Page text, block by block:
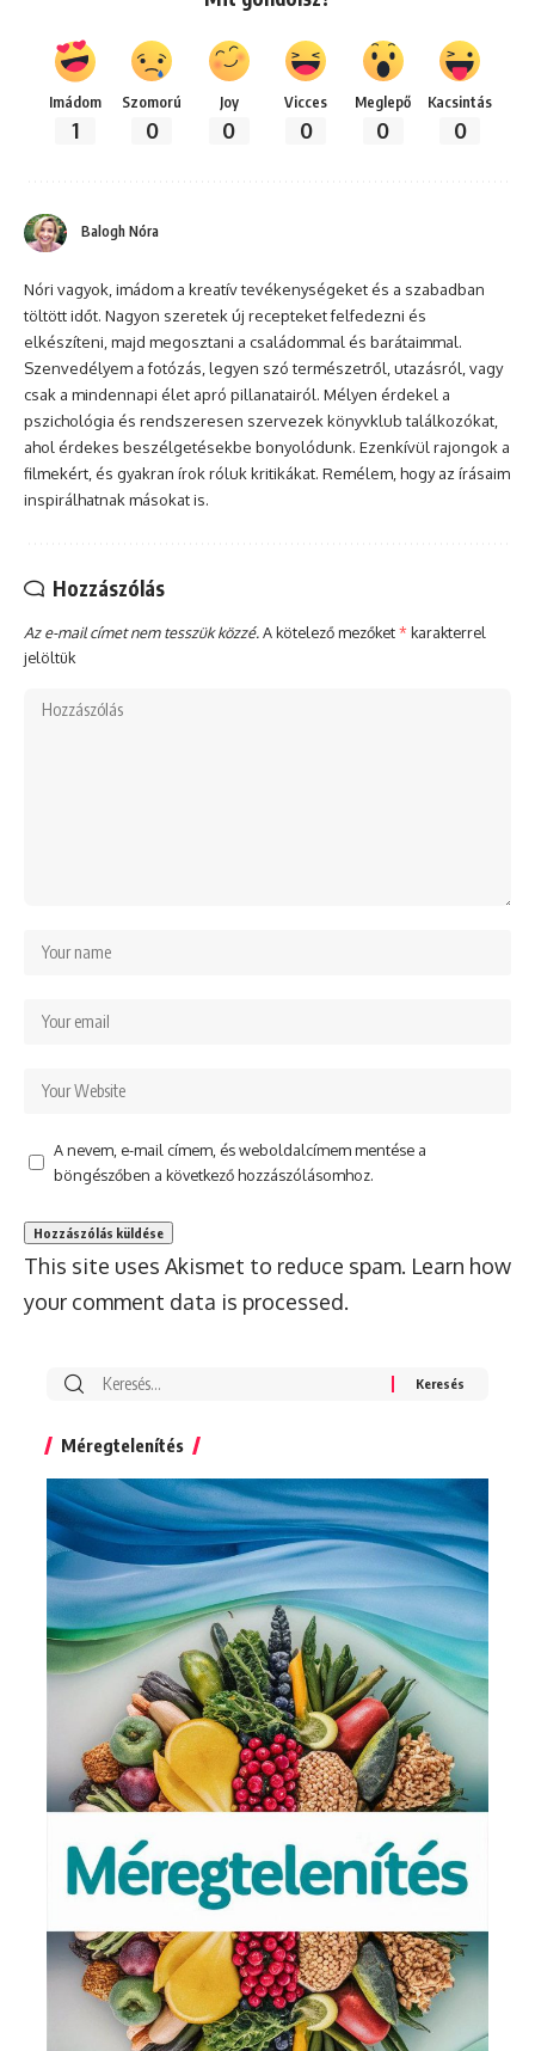
Imádom
1
Szomorú
0
Joy
0
Vicces
0
Meglepő
0
Kacsintás
0
Balogh Nóra
Nóri vagyok, imádom a kreatív tevékenységeket és a szabadban
töltött időt. Nagyon szeretek új recepteket felfedezni és
elkészíteni, majd megosztani a családommal és barátaimmal.
Szenvedélyem a fotózás, legyen szó természetről, utazásról, vagy
csak a mindennapi élet apró pillanatairól. Mélyen érdekel a
pszichológia és rendszeresen szervezek könyvklub találkozókat,
ahol érdekes beszélgetésekbe bonyolódunk. Ezenkívül rajongok a
filmekért, és gyakran írok róluk kritikákat. Remélem, hogy az írásaim
inspirálhatnak másokat is.
Hozzászólás
Az e-mail címet nem tesszük közzé.A kötelező mezőket* karakterrel
jelöltük
A nevem, e-mail címem, és weboldalcímem mentése a
böngészőben a következő hozzászólásomhoz.
This site uses Akismet to reduce spam. Learn how
your comment data is processed.
Search
Méregtelenítés